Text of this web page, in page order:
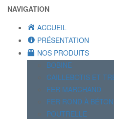
NAVIGATION
ACCUEIL
PRÉSENTATION
NOS PRODUITS
BOBINE
CAILLEBOTIS ET
FER MARCHAND
FER ROND À BÉTON
POUTRELLE